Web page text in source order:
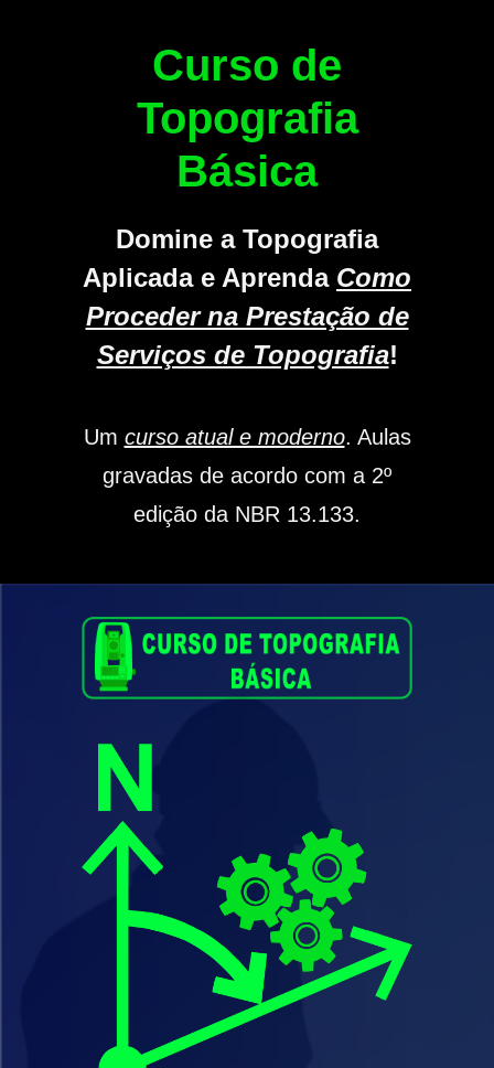
Curso de
Topografia
Básica
Domine a Topografia
Aplicada e Aprenda Como
Proceder na Prestação de
Serviços de Topografia!
Um curso atual e moderno. Aulas
gravadas de acordo com a 2º
edição da NBR 13.133.